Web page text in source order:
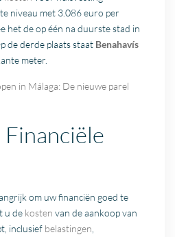
niveau met 3.086 euro per
het de op één na duurste stad in
de derde plaats staat Benahavís
meter.
in Málaga: De nieuwe parel
om uw financiën goed te
u de kosten van de aankoop van
inclusief belastingen